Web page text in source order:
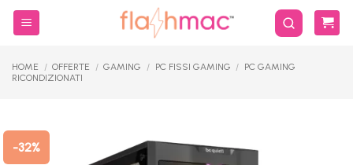
Salta
HOME / OFFERTE / GAMING / PC FISSI GAMING / PC GAMING
RICONDIZIONATI
-32%